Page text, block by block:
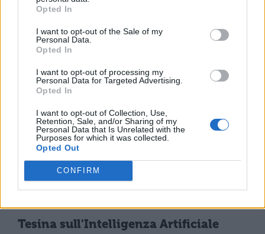
Opted In
I want to opt-out of the Sale of my
Personal Data.
Opted In
I want to opt-out of processing my
Personal Data for Targeted Advertising.
Opted In
I want to opt-out of Collection, Use,
Retention, Sale, and/or Sharing of my
Personal Data that Is Unrelated with the
Purposes for which it was collected.
Opted Out
CONFIRM
TESINE
Tesina sulla Sezione Aurea
TESINE
Tesina sulla New Economy
TESINE
Tesina sulla Crittografia e i Codici
TESINE
Tesina sull'Intelligenza Artificiale